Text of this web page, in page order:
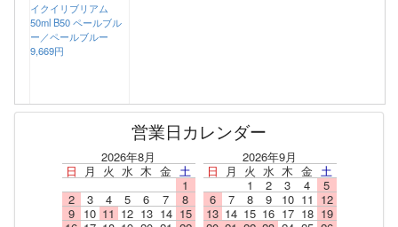
イクイリブリアム
50ml B50 ペールブル
ー／ペールブルー
9,669円
営業日カレンダー
2026年8月
日
月 火 水 木 金 土
1
2
3 4 5 6 7
8
9
10 11 12 13 14 15
2026年9月
日
月 火 水 木 金 土
1
2 3 4
5
6
7 8 9 10 11 12
13 14 15 16 17 18 19